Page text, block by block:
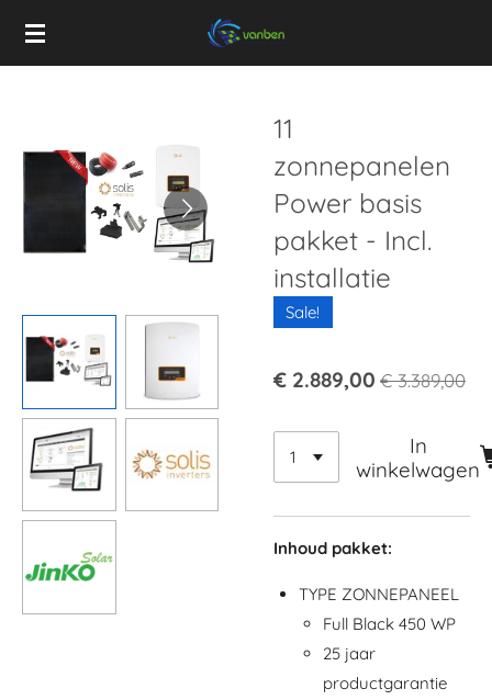
Ga
11
zonnepanelen
Power basis
pakket - Incl.
installatie
Sale!
€ 2.889,00 € 3.389,00
In
winkelwagen
Inhoud pakket:
TYPE ZONNEPANEEL
Full Black 450 WP
25 jaar
productgarantie